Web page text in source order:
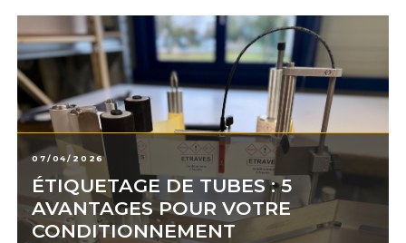
07/04/2026
ÉTIQUETAGE DE TUBES : 5
AVANTAGES POUR VOTRE
CONDITIONNEMENT